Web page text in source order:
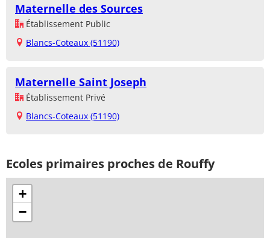
Maternelle des Sources
Établissement Public
Blancs-Coteaux (51190)
Maternelle Saint Joseph
Établissement Privé
Blancs-Coteaux (51190)
Ecoles primaires proches de Rouffy
+
−